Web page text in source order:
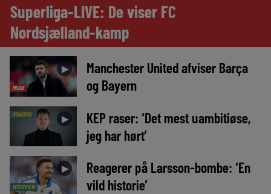
Superliga-LIVE: De viser FC
Nordsjælland-kamp
MEDIE
►
Manchester United afviser Barça
og Bayern
NYHEDER ►
KEP raser: ‘Det mest uambitiøse,
jeg har hørt’
INTERVIEW
►
Reagerer på Larsson-bombe: ‘En
vild historie’